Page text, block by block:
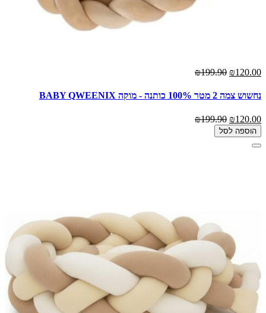
₪120.00
₪199.90
נחשוש צמה 2 מטר 100% כותנה - מוקה BABY QWEENIX
₪120.00
₪199.90
הוספה לסל